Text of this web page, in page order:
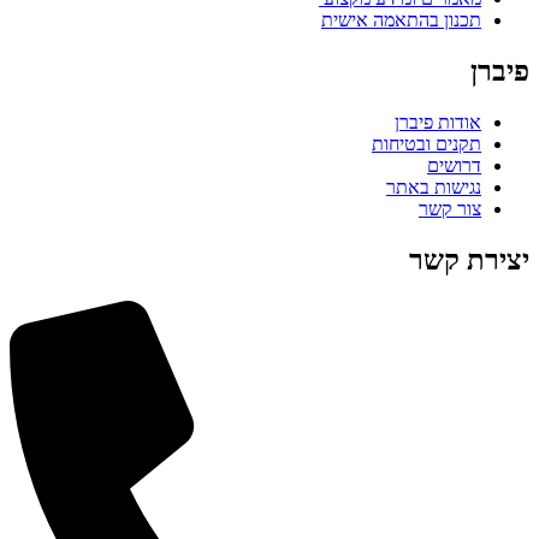
תכנון בהתאמה אישית
פיברן
אודות פיברן
תקנים ובטיחות
דרושים
נגישות באתר
צור קשר
יצירת קשר